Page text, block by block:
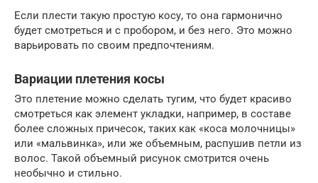
Если плести такую простую косу, то она гармонично
будет смотреться и с пробором, и без него. Это можно
варьировать по своим предпочтениям.
Вариации плетения косы
Это плетение можно сделать тугим, что будет красиво
смотреться как элемент укладки, например, в составе
более сложных причесок, таких как «коса молочницы»
или «мальвинка», или же объемным, распушив петли из
волос. Такой объемный рисунок смотрится очень
необычно и стильно.